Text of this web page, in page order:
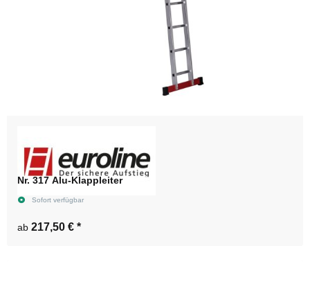
Nr. 317 Alu-Klappleiter
Sofort verfügbar
ab 217,50 € *